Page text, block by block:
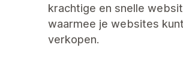
krachtige en snelle
waarmee je websites
verkopen.